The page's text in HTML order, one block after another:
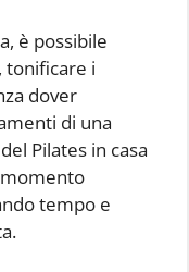
è possibile
tonificare i
dover
di una
Pilates in casa
tempo e